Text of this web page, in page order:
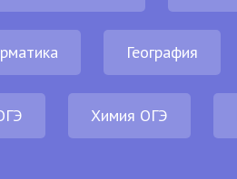
География
Химия ОГЭ